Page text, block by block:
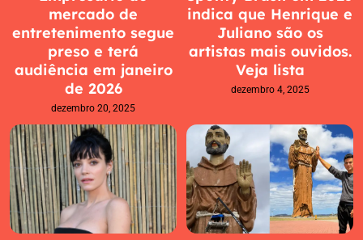
mercado de
entretenimento segue
preso e terá
audiência em janeiro
de 2026
dezembro 20, 2025
indica que Henrique e
Juliano são os
artistas mais ouvidos.
Veja lista
dezembro 4, 2025